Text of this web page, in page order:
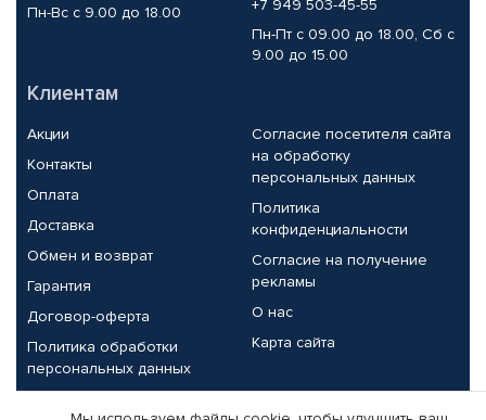
Пн-Вс с 9.00 до 18.00
+7 949 503-45-55
Пн-Пт с 09.00 до 18.00, Сб с
9.00 до 15.00
Клиентам
Акции
Контакты
Оплата
Доставка
Обмен и возврат
Гарантия
Договор-оферта
Политика обработки
персональных данных
Согласие посетителя сайта
на обработку
персональных данных
Политика
конфиденциальности
Согласие на получение
рекламы
О нас
Карта сайта